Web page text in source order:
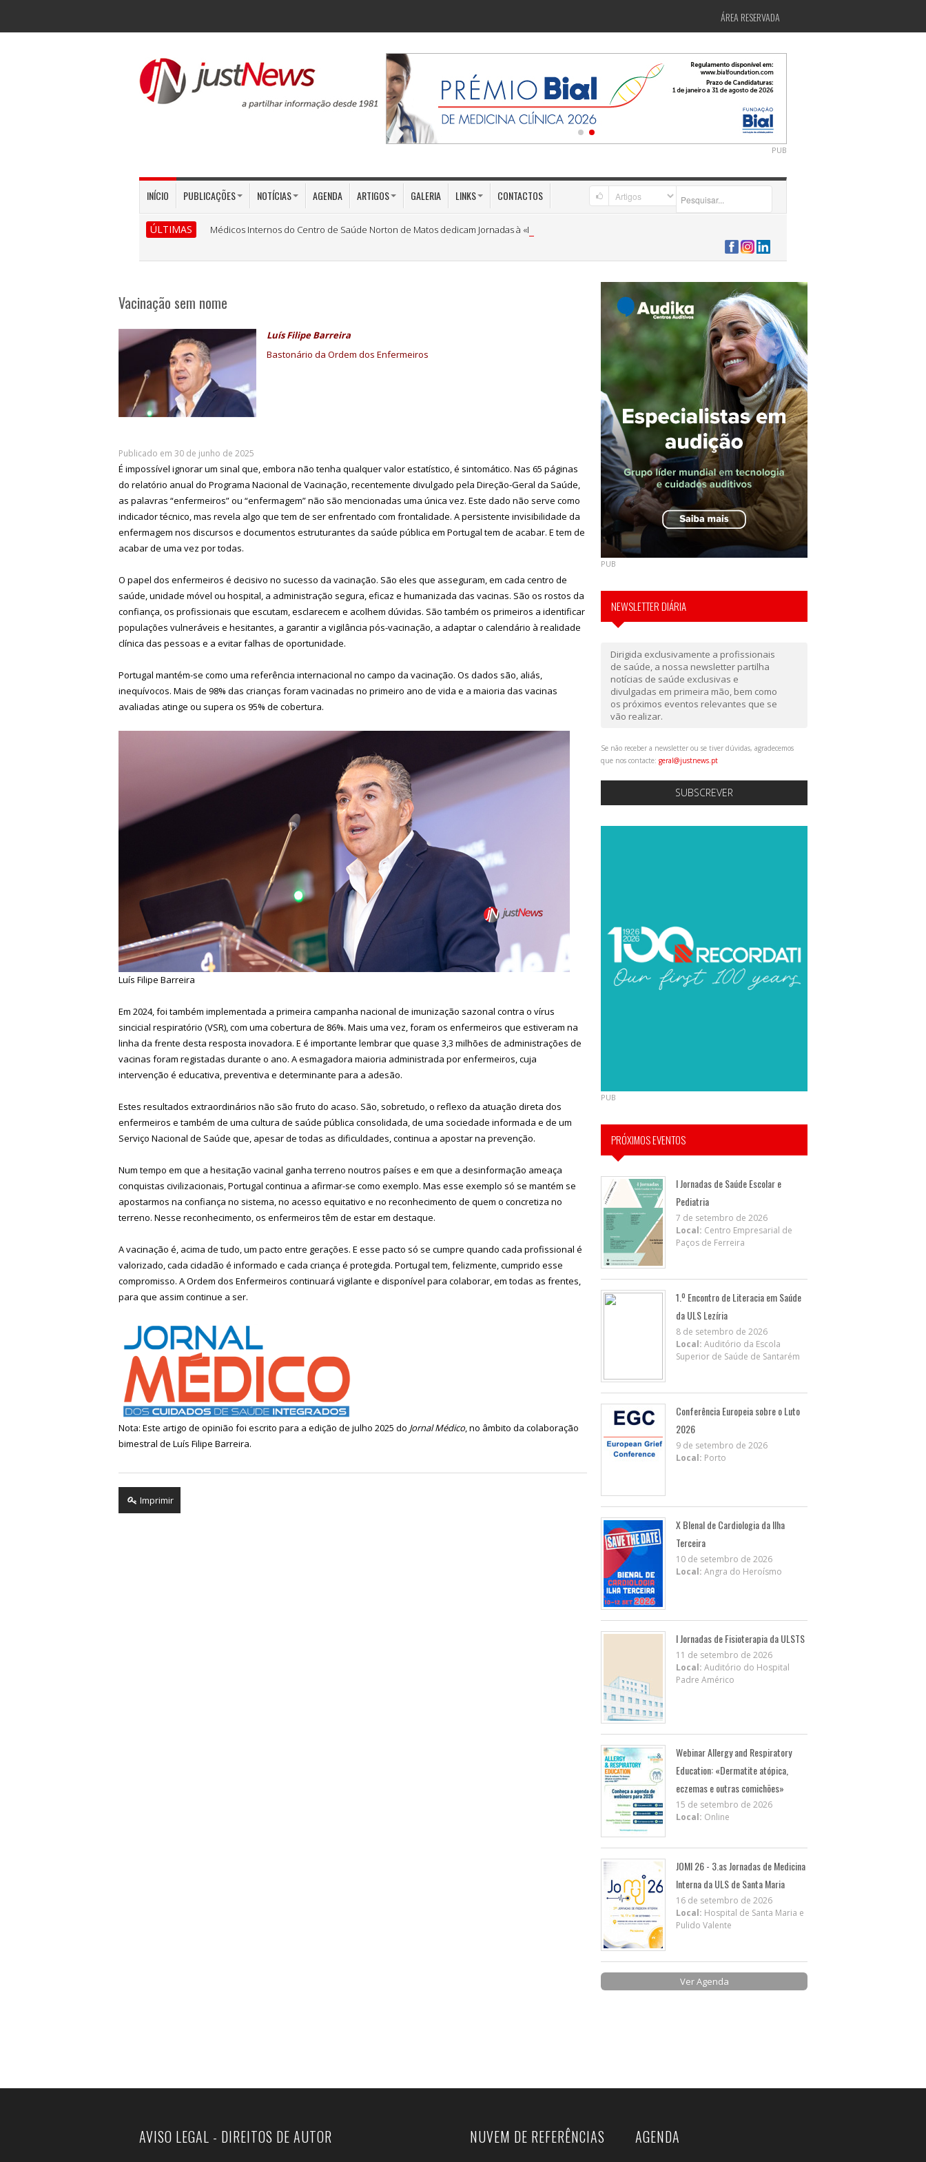
ÁREA RESERVADA
PUB
INÍCIO PUBLICAÇÕES NOTÍCIAS AGENDA ARTIGOS GALERIA LINKS CONTACTOS
ÚLTIMAS Médicos Internos do Centro de Saúde Norton de Matos dedicam Jornadas à «Medicina Preventiva»
Vacinação sem nome
Luís Filipe Barreira
Bastonário da Ordem dos Enfermeiros
Publicado em 30 de junho de 2025
É impossível ignorar um sinal que, embora não tenha qualquer valor estatístico, é sintomático. Nas 65 páginas
do relatório anual do Programa Nacional de Vacinação, recentemente divulgado pela Direção-Geral da Saúde,
as palavras “enfermeiros” ou “enfermagem” não são mencionadas uma única vez. Este dado não serve como
indicador técnico, mas revela algo que tem de ser enfrentado com frontalidade. A persistente invisibilidade da
enfermagem nos discursos e documentos estruturantes da saúde pública em Portugal tem de acabar. E tem de
acabar de uma vez por todas.
O papel dos enfermeiros é decisivo no sucesso da vacinação. São eles que asseguram, em cada centro de
saúde, unidade móvel ou hospital, a administração segura, eficaz e humanizada das vacinas. São os rostos da
confiança, os profissionais que escutam, esclarecem e acolhem dúvidas. São também os primeiros a identificar
populações vulneráveis e hesitantes, a garantir a vigilância pós-vacinação, a adaptar o calendário à realidade
clínica das pessoas e a evitar falhas de oportunidade.
Portugal mantém-se como uma referência internacional no campo da vacinação. Os dados são, aliás,
inequívocos. Mais de 98% das crianças foram vacinadas no primeiro ano de vida e a maioria das vacinas
avaliadas atinge ou supera os 95% de cobertura.
Luís Filipe Barreira
Em 2024, foi também implementada a primeira campanha nacional de imunização sazonal contra o vírus
sincicial respiratório (VSR), com uma cobertura de 86%. Mais uma vez, foram os enfermeiros que estiveram na
linha da frente desta resposta inovadora. E é importante lembrar que quase 3,3 milhões de administrações de
vacinas foram registadas durante o ano. A esmagadora maioria administrada por enfermeiros, cuja
intervenção é educativa, preventiva e determinante para a adesão.
Estes resultados extraordinários não são fruto do acaso. São, sobretudo, o reflexo da atuação direta dos
enfermeiros e também de uma cultura de saúde pública consolidada, de uma sociedade informada e de um
Serviço Nacional de Saúde que, apesar de todas as dificuldades, continua a apostar na prevenção.
Num tempo em que a hesitação vacinal ganha terreno noutros países e em que a desinformação ameaça
conquistas civilizacionais, Portugal continua a afirmar-se como exemplo. Mas esse exemplo só se mantém se
apostarmos na confiança no sistema, no acesso equitativo e no reconhecimento de quem o concretiza no
terreno. Nesse reconhecimento, os enfermeiros têm de estar em destaque.
A vacinação é, acima de tudo, um pacto entre gerações. E esse pacto só se cumpre quando cada profissional é
valorizado, cada cidadão é informado e cada criança é protegida. Portugal tem, felizmente, cumprido esse
compromisso. A Ordem dos Enfermeiros continuará vigilante e disponível para colaborar, em todas as frentes,
para que assim continue a ser.
Nota: Este artigo de opinião foi escrito para a edição de julho 2025 do Jornal Médico, no âmbito da colaboração
bimestral de Luís Filipe Barreira.
Imprimir
PUB
NEWSLETTER DIÁRIA
Dirigida exclusivamente a profissionais
de saúde, a nossa newsletter partilha
notícias de saúde exclusivas e
divulgadas em primeira mão, bem como
os próximos eventos relevantes que se
vão realizar.
Se não receber a newsletter ou se tiver dúvidas, agradecemos
que nos contacte: geral@justnews.pt
SUBSCREVER
PUB
PRÓXIMOS EVENTOS
I Jornadas de Saúde Escolar e
Pediatria
7 de setembro de 2026
Local: Centro Empresarial de
Paços de Ferreira
1.º Encontro de Literacia em Saúde
da ULS Lezíria
8 de setembro de 2026
Local: Auditório da Escola
Superior de Saúde de Santarém
Conferência Europeia sobre o Luto
2026
9 de setembro de 2026
Local: Porto
X BIenal de Cardiologia da Ilha
Terceira
10 de setembro de 2026
Local: Angra do Heroísmo
I Jornadas de Fisioterapia da ULSTS
11 de setembro de 2026
Local: Auditório do Hospital
Padre Américo
Webinar Allergy and Respiratory
Education: «Dermatite atópica,
eczemas e outras comichões»
15 de setembro de 2026
Local: Online
JOMI 26 - 3.as Jornadas de Medicina
Interna da ULS de Santa Maria
16 de setembro de 2026
Local: Hospital de Santa Maria e
Pulido Valente
Ver Agenda
AVISO LEGAL - DIREITOS DE AUTOR NUVEM DE REFERÊNCIAS AGENDA